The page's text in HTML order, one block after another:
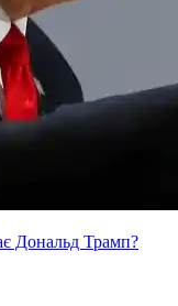
Дональд Трамп?